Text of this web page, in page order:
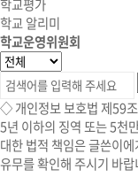
학교평가
학교 알리미
학교운영위원회
◇ 개인정보 보호법 제59
5년 이하의 징역 또는 5천
대한 법적 책임은 글쓴이
유무를 확인해 주시기 바랍